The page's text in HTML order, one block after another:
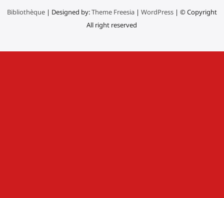
Bibliothèque| Designed by:Theme Freesia| WordPress| © Copyright
All right reserved